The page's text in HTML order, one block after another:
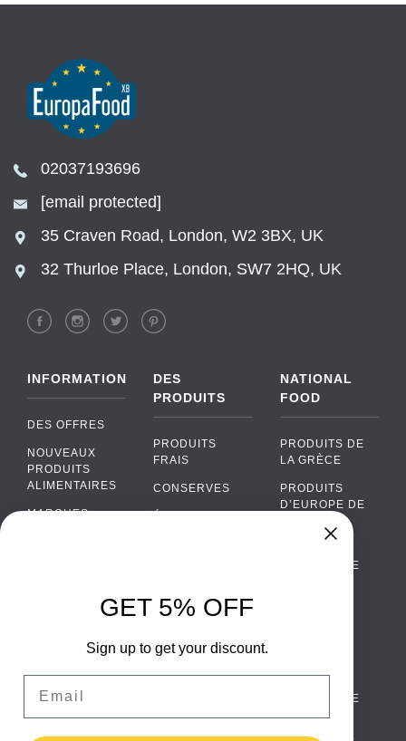
02037193696
[email protected]
35 Craven Road, London, W2 3BX, UK
32 Thurloe Place, London, SW7 2HQ, UK
INFORMATION
DES OFFRES
NOUVEAUX
PRODUITS
ALIMENTAIRES
MARQUES
CONTACTEZ
TERMES ET
DES
PRODUITS
PRODUITS
FRAIS
CONSERVES
ALCOOL
ALIMENTAIRES
NATIONAL
FOOD
PRODUITS DE
LA GRÈCE
PRODUITS
D’EUROPE DE
PORTUGAISE
SCANDINAVE
WhatsApp
Facebook Messenger
GET 5% OFF
Sign up to get your discount.